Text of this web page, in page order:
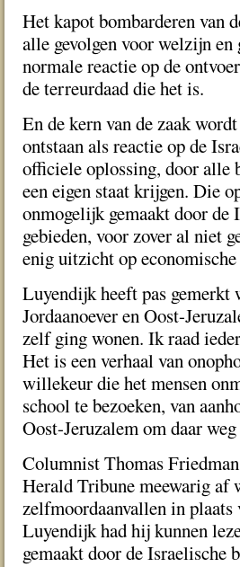
Het kapot bombarderen van
alle gevolgen voor welzijn en
normale reactie op de
de terreurdaad die het is.
En de kern van de zaak
ontstaan als reactie op de
officiele oplossing, door alle
een eigen staat krijgen. Die
onmogelijk gemaakt door de
gebieden, voor zover al niet
enig uitzicht op
Luyendijk heeft pas gemerkt
Jordaanoever en Oost-
zelf ging wonen. Ik raad
Het is een verhaal van
willekeur die het mensen
school te bezoeken, van
Oost-Jeruzalem om daar weg
Columnist Thomas
Herald Tribune meewarig af
zelfmoordaanvallen in plaats
Luyendijk had hij kunnen
gemaakt door de Israelische